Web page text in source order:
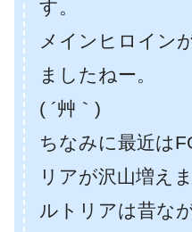
す。
メインヒロイン
ましたねー。
( ´艸｀)
ちなみに最近は
リアが沢山増え
ルトリアは昔な